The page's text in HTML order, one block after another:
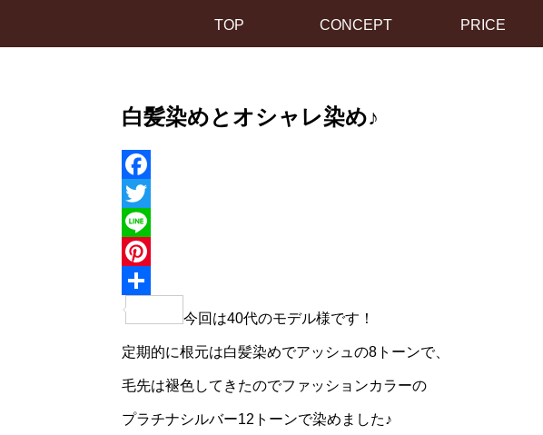
TOP CONCEPT PRICE
白髪染めとオシャレ染め♪
Facebook
Twitter
Line
Pinterest
共
今回は40代のモデル様です！
定期的に根元は白髪染めでアッシュの8トーンで、
毛先は褪色してきたのでファッションカラーの
プラチナシルバー12トーンで染めました♪